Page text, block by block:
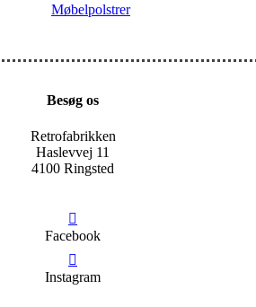
Møbelpolstrer
Besøg os
Retrofabrikken
Haslevvej 11
4100 Ringsted
Facebook
Instagram